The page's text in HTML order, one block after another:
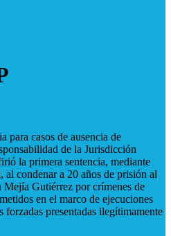
para casos de ausencia de
de la Jurisdicción
la primera sentencia, mediante
condenar a 20 años de prisión al
Gutiérrez por crímenes de
en el marco de ejecuciones
forzadas presentadas ilegítimamente